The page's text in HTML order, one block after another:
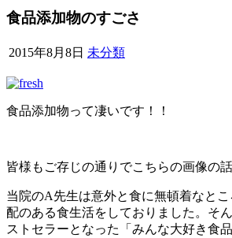
食品添加物のすごさ
2015年8月8日 未分類
食品添加物って凄いです！！
皆様もご存じの通りでこちらの画像の
当院のA先生は意外と食に無頓着なと
配のある食生活をしておりました。そ
ストセラーとなった「みんな大好き食